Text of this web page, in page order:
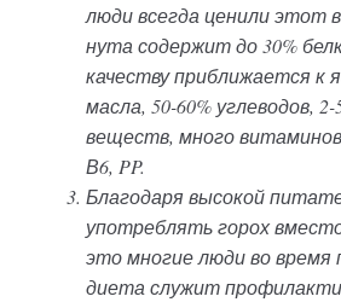
люди всегда ценили этот
нута содержит до 30%
качеству приближается к
масла, 50-60% углеводов,
веществ, много
В6, PP.
Благодаря высокой
употреблять горох
это многие люди во время
диета служит